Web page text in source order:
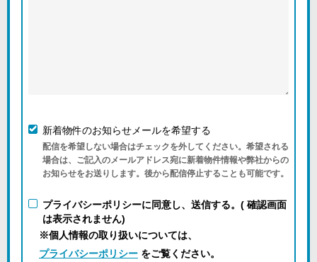
新着物件のお知らせメールを希望する
配信を希望しない場合はチェックを外してください。希望される
場合は、ご記入のメールアドレス宛に新着物件情報や弊社からの
お知らせをお送りします。後から配信停止することも可能です。
プライバシーポリシーに同意し、送信する。( 確認画面
は表示されません)
※個人情報の取り扱いについては、
プライバシーポリシー をご覧ください。